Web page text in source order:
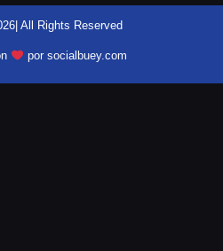
All Rights Reserved
por socialbuey.com